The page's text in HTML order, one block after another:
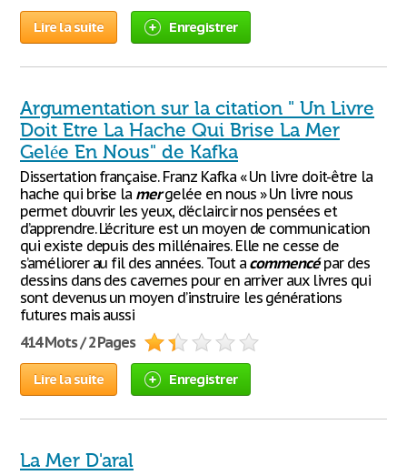
Lire la suite Enregistrer
Argumentation sur la citation " Un Livre
Doit Etre La Hache Qui Brise La Mer
Gelée En Nous" de Kafka
Dissertation française. Franz Kafka « Un livre doit-être la
hache qui brise la mergelée en nous » Un livre nous
permet d’ouvrir les yeux, d’éclaircir nos pensées et
d’apprendre. L’écriture est un moyen de communication
qui existe depuis des millénaires. Elle ne cesse de
s’améliorer au fil des années. Tout a commencépar des
dessins dans des cavernes pour en arriver aux livres qui
sont devenus un moyen d’instruire les générations
futures mais aussi
414 Mots / 2 Pages
Lire la suite Enregistrer
La Mer D'aral